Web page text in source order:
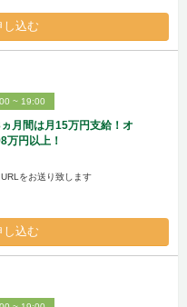
し込む
~ 19:00
月間は月15万円支給！オ
万円以上！
をお送り致します
し込む